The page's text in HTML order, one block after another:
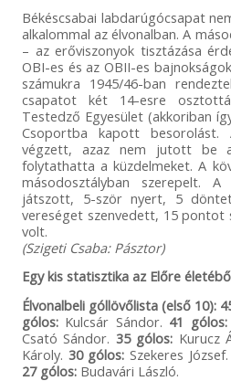
Békéscsabai labdarúgócsapat
alkalommal az élvonalban. A
– az erőviszonyok tisztázása
OBI-es és az OBII-es
számukra 1945/46-ban
csapatot két 14-esre
Testedző Egyesület (akkoriban
Csoportba kapott
végzett, azaz nem jutott be
folytathatta a küzdelmeket. A
másodosztályban szerepelt.
játszott, 5-ször nyert, 5
vereséget szenvedett, 15 pontot
volt.
(Szigeti Csaba: Pásztor)
Egy kis statisztika az Előre
Élvonalbeli góllövőlista (első 10):
gólos: Kulcsár Sándor. 41 gólos:
Csató Sándor. 35 gólos: Kurucz
Károly. 30 gólos:Szekeres József.
27 gólos: Budavári László.